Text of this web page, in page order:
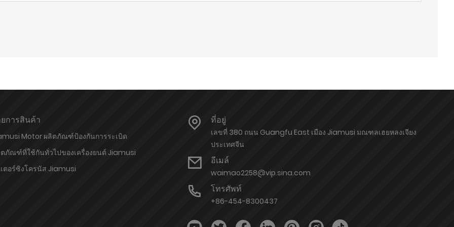
การสินค้า
Motor ผลิตภัณฑ์ป้องกันการระเบิด
ภัณฑ์ที่ใช้กันทั่วไปของเครื่องยนต์ Jiamusi
ตอร์ซิงโครนัส Jiamusi
ที่อยู่
เลขที่ 380 ถนน Guangfu East เมือง Jiamusi มณฑลเฮยหลงเจียง
ประเทศจีน
อีเมล์
waimao2258@vip.sina.com
โทรศัพท์
+86-454-8300437